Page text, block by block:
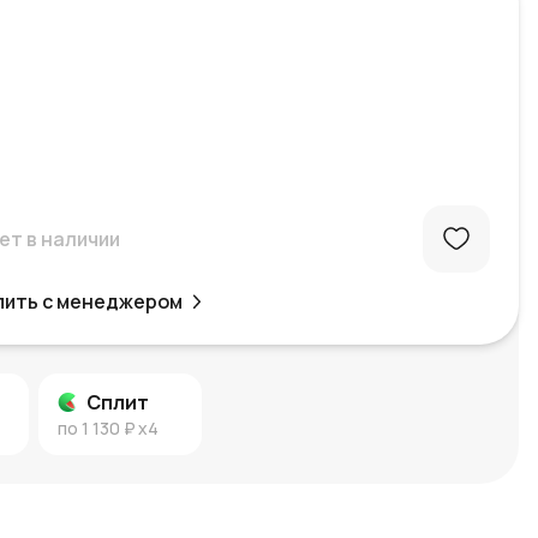
в наличии
с менеджером
Сплит
по 1 130 ₽x4